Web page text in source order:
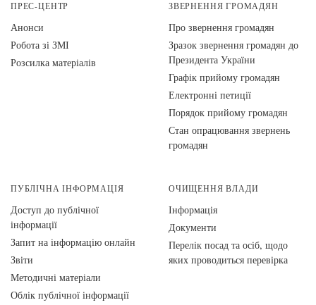
ПРЕС-ЦЕНТР
Анонси
Робота зі ЗМІ
Розсилка матеріалів
ЗВЕРНЕННЯ ГРОМАДЯН
Про звернення громадян
Зразок звернення громадян до
Президента України
Графік прийому громадян
Електронні петиції
Порядок прийому громадян
Стан опрацювання звернень
громадян
ПУБЛІЧНА ІНФОРМАЦІЯ
Доступ до публічної
інформації
Запит на інформацію онлайн
Звіти
Методичні матеріали
Облік публічної інформації
ОЧИЩЕННЯ ВЛАДИ
Інформація
Документи
Перелік посад та осіб, щодо
яких проводиться перевірка